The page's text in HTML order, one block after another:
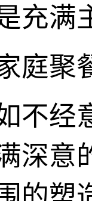
充满
庭聚
经
深